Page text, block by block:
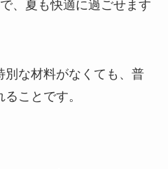
、夏も快適に過ごせます
別な材料がなくても、普
ことです。